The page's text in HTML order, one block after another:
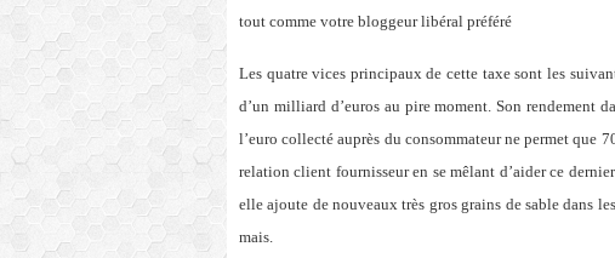
tout comme votre bloggeur libéral préféré
Les quatre vices principaux de cette taxe sont les
d’un milliard d’euros au pire moment. Son rendement
l’euro collecté auprès du consommateur ne permet que
relation client fournisseur en se mêlant d’aider ce
elle ajoute de nouveaux très gros grains de sable dans
mais.